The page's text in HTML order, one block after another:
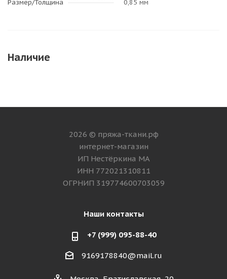
Размер/Толщина
0,85 мм
Наличие
2026 © пряжа-ткани.рф
интернет-магазин
ИП Нестёркина МА
ИНН 772021310811
ОГРНИП 319774600703059
Наши контакты
+7 (999) 095-88-40
9169178840@mail.ru